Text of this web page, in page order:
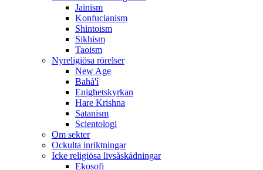
Jainism
Konfucianism
Shintoism
Sikhism
Taoism
Nyreligiösa rörelser
New Age
Bahá'í
Enighetskyrkan
Hare Krishna
Satanism
Scientologi
Om sekter
Ockulta inriktningar
Icke religiösa livsåskådningar
Ekosofi